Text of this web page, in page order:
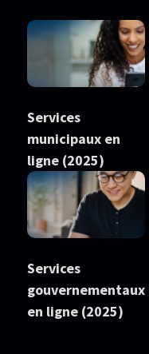
Services
municipaux en
ligne (2025)
Services
gouvernementaux
en ligne (2025)